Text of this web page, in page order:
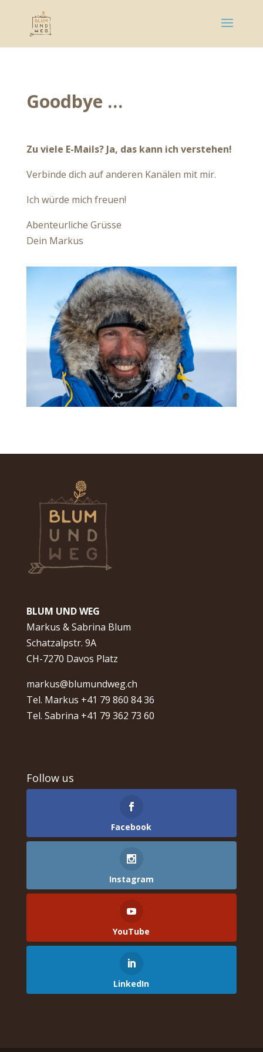
Goodbye …
Zu viele E-Mails? Ja, das kann ich verstehen!
Verbinde dich auf anderen Kanälen mit mir.
Ich würde mich freuen!
Abenteurliche Grüsse
Dein Markus
BLUM UND WEG
Markus & Sabrina Blum
Schatzalpstr. 9A
CH-7270 Davos Platz
markus@blumundweg.ch
Tel. Markus +41 79 860 84 36
Tel. Sabrina +41 79 362 73 60
Follow us
Facebook
Instagram
YouTube
LinkedIn